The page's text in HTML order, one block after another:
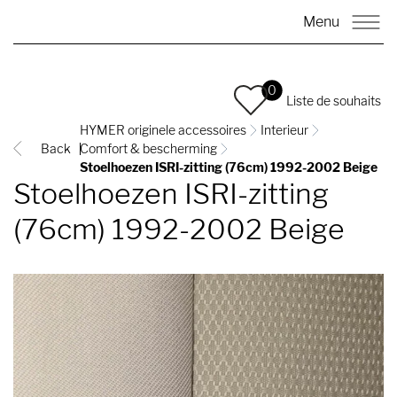
Menu
0
Liste de souhaits
Back
HYMER originele accessoires
Interieur
Comfort & bescherming
Stoelhoezen ISRI-zitting (76cm) 1992-2002 Beige
Stoelhoezen ISRI-zitting
(76cm) 1992-2002 Beige